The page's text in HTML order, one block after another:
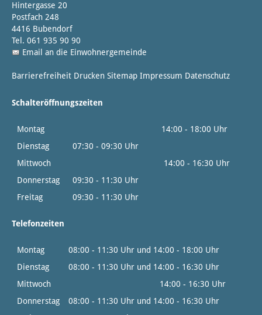
Hintergasse 20
Postfach 248
4416 Bubendorf
Tel. 061 935 90 90
Email an die Einwohnergemeinde
Barrierefreiheit Drucken Sitemap Impressum Datenschutz
Schalteröffnungszeiten
Montag
14:00 - 18:00 Uhr
Dienstag
07:30 - 09:30 Uhr
Mittwoch
14:00 - 16:30 Uhr
Donnerstag
09:30 - 11:30 Uhr
Freitag
09:30 - 11:30 Uhr
Telefonzeiten
Montag
08:00 - 11:30 Uhr und 14:00 - 18:00 Uhr
Dienstag
08:00 - 11:30 Uhr und 14:00 - 16:30 Uhr
Mittwoch
14:00 - 16:30 Uhr
Donnerstag
08:00 - 11:30 Uhr und 14:00 - 16:30 Uhr